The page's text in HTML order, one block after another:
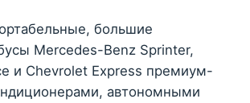
большие
Mercedes-Benz Sprinter,
и Chevrolet Express премиум-
автономными